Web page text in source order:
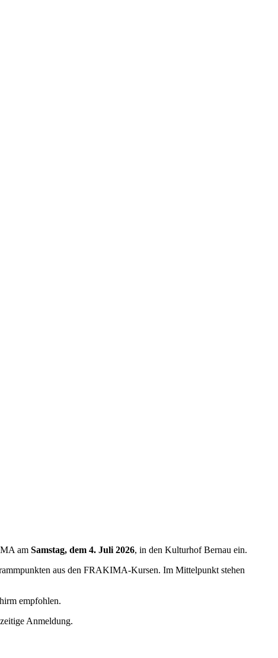
am Samstag, dem 4. Juli 2026, in den Kulturhof Bernau ein.
aus den FRAKIMA-Kursen. Im Mittelpunkt stehen
empfohlen.
Anmeldung.